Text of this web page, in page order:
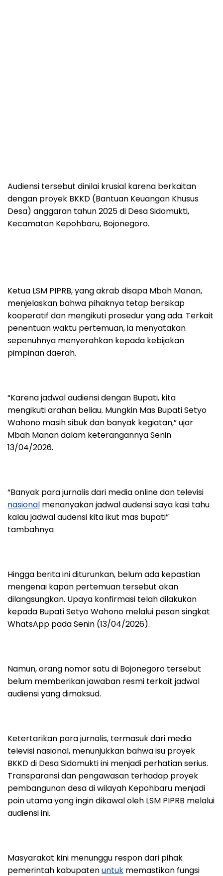
Audiensi tersebut dinilai krusial karena berkaitan
dengan proyek BKKD (Bantuan Keuangan Khusus
Desa) anggaran tahun 2025 di Desa Sidomukti,
Kecamatan Kepohbaru, Bojonegoro.
Ketua LSM PIPRB, yang akrab disapa Mbah Manan,
menjelaskan bahwa pihaknya tetap bersikap
kooperatif dan mengikuti prosedur yang ada. Terkait
penentuan waktu pertemuan, ia menyatakan
sepenuhnya menyerahkan kepada kebijakan
pimpinan daerah.
“Karena jadwal audiensi dengan Bupati, kita
mengikuti arahan beliau. Mungkin Mas Bupati Setyo
Wahono masih sibuk dan banyak kegiatan,” ujar
Mbah Manan dalam keterangannya Senin
13/04/2026.
“Banyak para jurnalis dari media online dan televisi
nasional menanyakan jadwal audensi saya kasi tahu
kalau jadwal audensi kita ikut mas bupati”
tambahnya
Hingga berita ini diturunkan, belum ada kepastian
mengenai kapan pertemuan tersebut akan
dilangsungkan. Upaya konfirmasi telah dilakukan
kepada Bupati Setyo Wahono melalui pesan singkat
WhatsApp pada Senin (13/04/2026).
Namun, orang nomor satu di Bojonegoro tersebut
belum memberikan jawaban resmi terkait jadwal
audiensi yang dimaksud.
Ketertarikan para jurnalis, termasuk dari media
televisi nasional, menunjukkan bahwa isu proyek
BKKD di Desa Sidomukti ini menjadi perhatian serius.
Transparansi dan pengawasan terhadap proyek
pembangunan desa di wilayah Kepohbaru menjadi
poin utama yang ingin dikawal oleh LSM PIPRB melalui
audiensi ini.
Masyarakat kini menunggu respon dari pihak
pemerintah kabupatenuntuk memastikan fungsi